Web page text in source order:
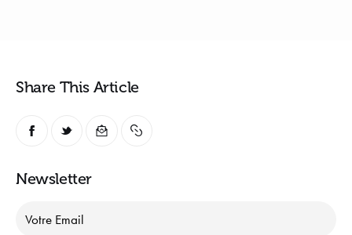
Share This Article
Newsletter